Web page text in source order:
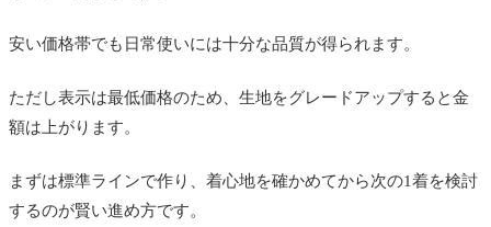
安い価格帯でも日常使いには十分な品質が得られます。
ただし表示は最低価格のため、生地をグレードアップすると金
額は上がります。
まずは標準ラインで作り、着心地を確かめてから次の1着を検討
するのが賢い進め方です。